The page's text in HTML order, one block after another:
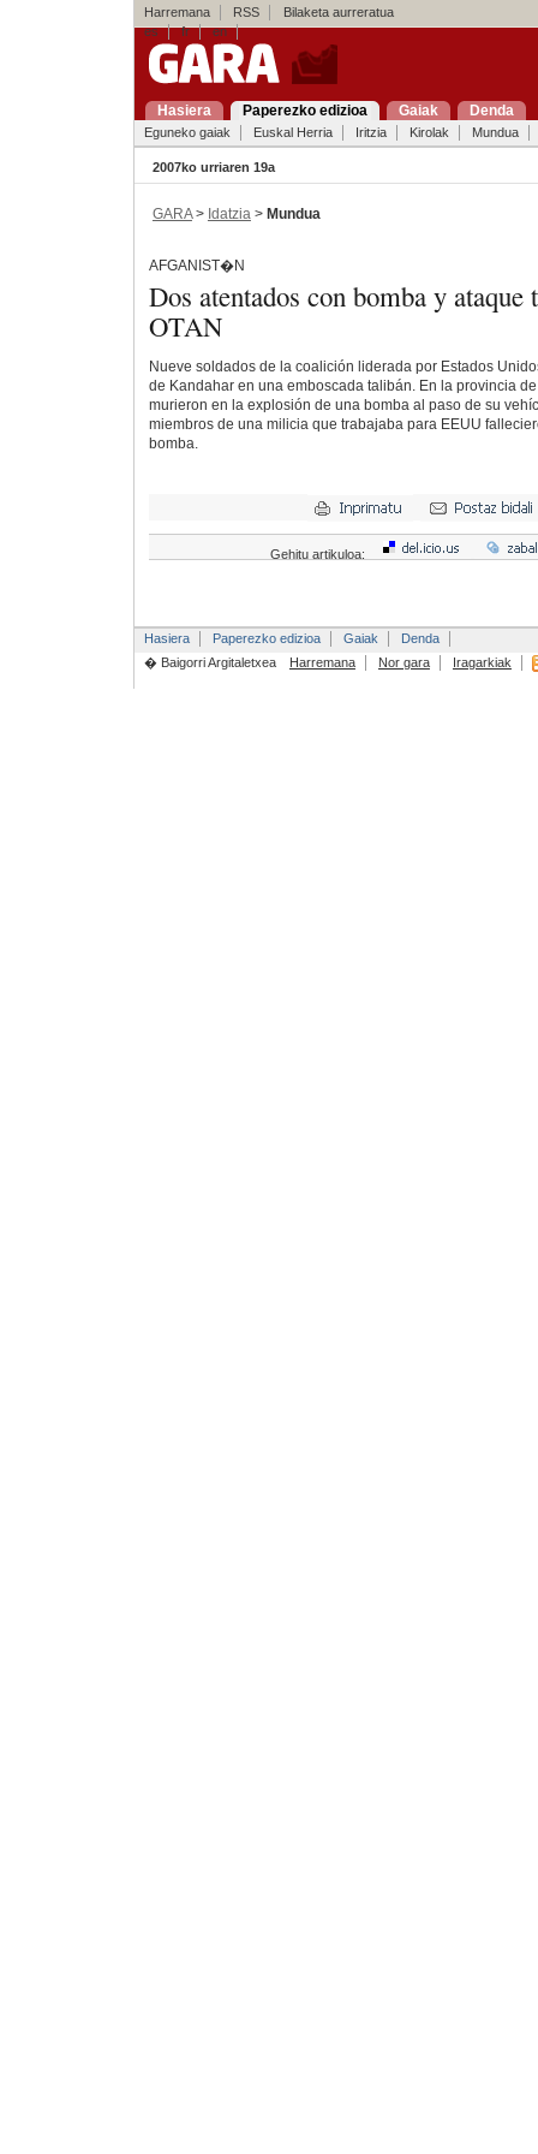
Harremana RSS
Bilaketa aurreratua
es
fr en
Hasiera Paperezko edizioa Gaiak Denda
Eguneko gaiak Euskal Herria Iritzia Kirolak Mundua
2007ko urriaren 19a
GARA> Idatzia > Mundua
AFGANIST�N
Dos atentados con bomba y
OTAN
Nueve soldados de la coalición liderada por Estados
de Kandahar en una emboscada talibán. En la provincia
murieron en la explosión de una bomba al paso de su
miembros de una milicia que trabajaba para EEUU
bomba.
Gehitu artikuloa:
Hasiera Paperezko edizioa Gaiak
Denda
� Baigorri Argitaletxea
Harremana Nor gara Iragarkiak